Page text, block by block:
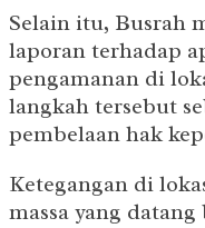
Selain itu, Busrah
laporan terhadap
pengamanan di
langkah tersebut
pembelaan hak
Ketegangan di
massa yang